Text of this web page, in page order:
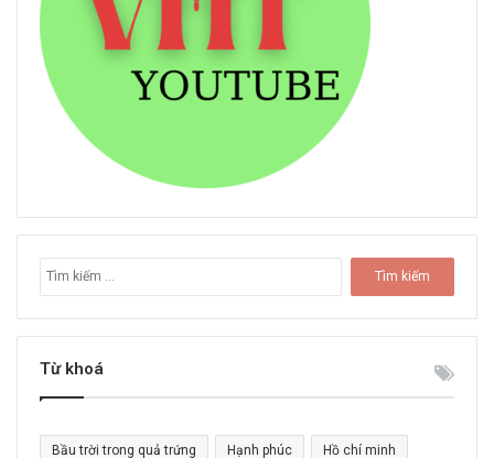
m
k
h
Từ khoá
Bầu trời trong quả trứng Hạnh phúc Hồ chí minh